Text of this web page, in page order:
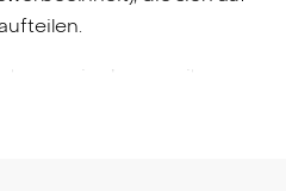
sowie dem zweiten
eine vermietete Praxis.